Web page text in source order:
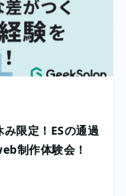
み限定！ESの通過
制作体験会！